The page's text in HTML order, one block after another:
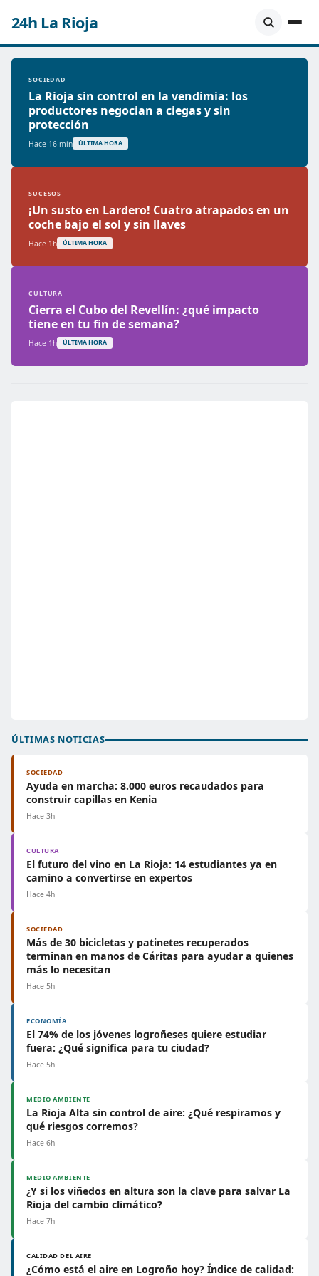
24h La Rioja
SOCIEDAD
La Rioja sin control en la vendimia: los
productores negocian a ciegas y sin
protección
Hace 16 min ÚLTIMA HORA
SUCESOS
¡Un susto en Lardero! Cuatro atrapados en un
coche bajo el sol y sin llaves
Hace 1h ÚLTIMA HORA
CULTURA
Cierra el Cubo del Revellín: ¿qué impacto
tiene en tu fin de semana?
Hace 1h ÚLTIMA HORA
ÚLTIMAS NOTICIAS
SOCIEDAD
Ayuda en marcha: 8.000 euros recaudados para
construir capillas en Kenia
Hace 3h
CULTURA
El futuro del vino en La Rioja: 14 estudiantes ya en
camino a convertirse en expertos
Hace 4h
SOCIEDAD
Más de 30 bicicletas y patinetes recuperados
terminan en manos de Cáritas para ayudar a quienes
más lo necesitan
Hace 5h
ECONOMÍA
El 74% de los jóvenes logroñeses quiere estudiar
fuera: ¿Qué significa para tu ciudad?
Hace 5h
MEDIO AMBIENTE
La Rioja Alta sin control de aire: ¿Qué respiramos y
qué riesgos corremos?
Hace 6h
MEDIO AMBIENTE
¿Y si los viñedos en altura son la clave para salvar La
Rioja del cambio climático?
Hace 7h
CALIDAD DEL AIRE
¿Cómo está el aire en Logroño hoy? Índice de calidad: